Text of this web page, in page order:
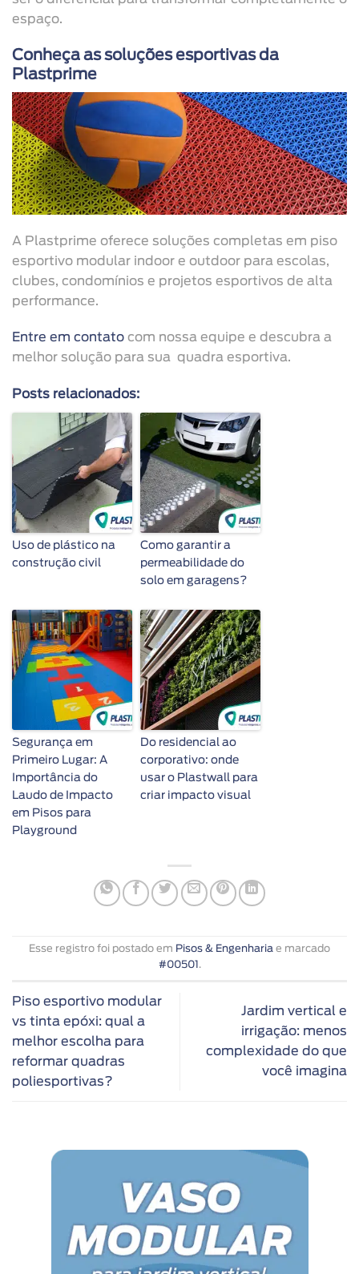
espaço.
Conheça as soluções esportivas da
Plastprime
A Plastprime oferece soluções completas em piso
esportivo modular indoor e outdoor para escolas,
clubes, condomínios e projetos esportivos de alta
performance.
Entre em contato com nossa equipe e descubra a
melhor solução para sua quadra esportiva.
Posts relacionados:
Uso de plástico na
construção civil
Como garantir a
permeabilidade do
solo em garagens?
Segurança em
Primeiro Lugar: A
Importância do
Laudo de Impacto
em Pisos para
Playground
Do residencial ao
corporativo: onde
usar o Plastwall para
criar impacto visual
Esse registro foi postado em Pisos & Engenharia e marcado
#00501.
Piso esportivo modular
vs tinta epóxi: qual a
melhor escolha para
reformar quadras
poliesportivas?
Jardim vertical e
irrigação: menos
complexidade do que
você imagina